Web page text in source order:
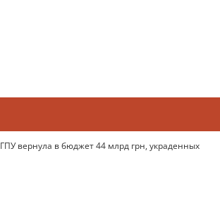
ГПУ вернула в бюджет 44 млрд грн, украденных